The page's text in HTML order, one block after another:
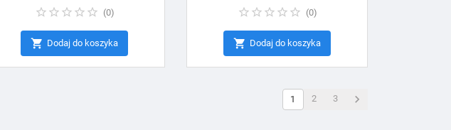
(0)
 Dodaj do koszyka
(0)
 Dodaj do koszyka
1 2 3 